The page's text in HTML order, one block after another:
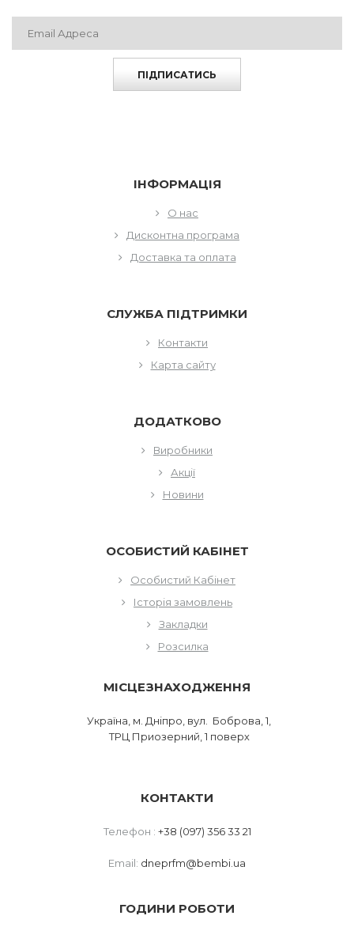
ПІДПИСАТИСЬ
ІНФОРМАЦІЯ
О нас
Дисконтна програма
Доставка та оплата
СЛУЖБА ПІДТРИМКИ
Контакти
Карта сайту
ДОДАТКОВО
Виробники
Акції
Новини
ОСОБИСТИЙ КАБІНЕТ
Особистий Кабінет
Історія замовлень
Закладки
Розсилка
МІСЦЕЗНАХОДЖЕННЯ
Україна, м. Дніпро, вул. Боброва, 1,
ТРЦ Приозерний, 1 поверх
КОНТАКТИ
Телефон : +38 (097) 356 33 21
Email: dneprfm@bembi.ua
ГОДИНИ РОБОТИ